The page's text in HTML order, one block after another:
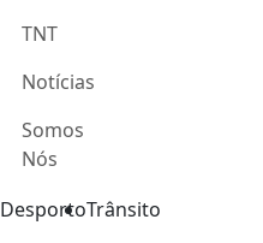
TNT
Notícias
Somos
Nós
DesportoTrânsito